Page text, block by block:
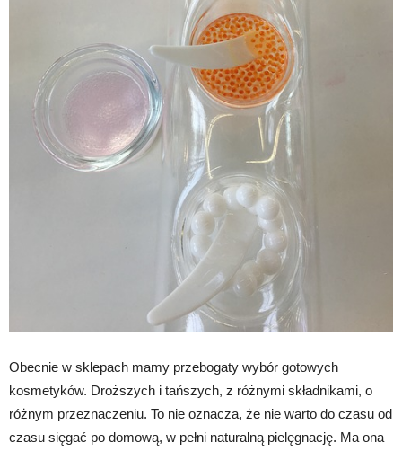
Obecnie w sklepach mamy przebogaty wybór gotowych
kosmetyków. Droższych i tańszych, z różnymi składnikami, o
różnym przeznaczeniu. To nie oznacza, że nie warto do czasu od
czasu sięgać po domową, w pełni naturalną pielęgnację. Ma ona